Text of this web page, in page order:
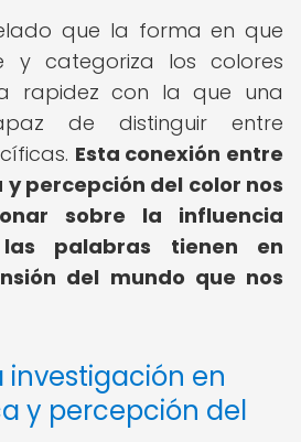
que la forma en que
y categoriza los colores
rapidez con la que una
de distinguir entre
Esta conexión entre
percepción del color nos
sobre la influencia
palabras tienen en
del mundo que nos
investigación en
y percepción del